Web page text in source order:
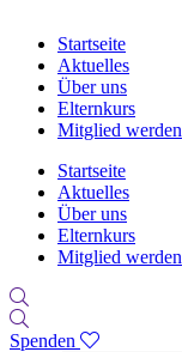
Startseite
Aktuelles
Über uns
Elternkurs
Mitglied werden
Startseite
Aktuelles
Über uns
Elternkurs
Mitglied werden
Spenden